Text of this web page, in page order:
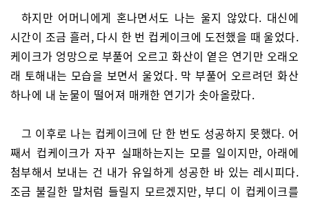
하지만 어머니에게 혼나면서도 나는 울지 않았다. 대신에
시간이 조금 흘러, 다시 한 번 컵케이크에 도전했을 때 울었다.
케이크가 엉망으로 부풀어 오르고 화산이 옅은 연기만 오래오
래 토해내는 모습을 보면서 울었다. 막 부풀어 오르려던 화산
하나에 내 눈물이 떨어져 매캐한 연기가 솟아올랐다.
그 이후로 나는 컵케이크에 단 한 번도 성공하지 못했다. 어
째서 컵케이크가 자꾸 실패하는지는 모를 일이지만, 아래에
첨부해서 보내는 건 내가 유일하게 성공한 바 있는 레시피다.
조금 불길한 말처럼 들릴지 모르겠지만, 부디 이 컵케이크를